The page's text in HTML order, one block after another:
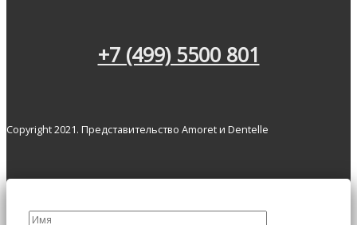
+7 (499) 5500 801
Copyright 2021. Представительство Amoret и Dentelle